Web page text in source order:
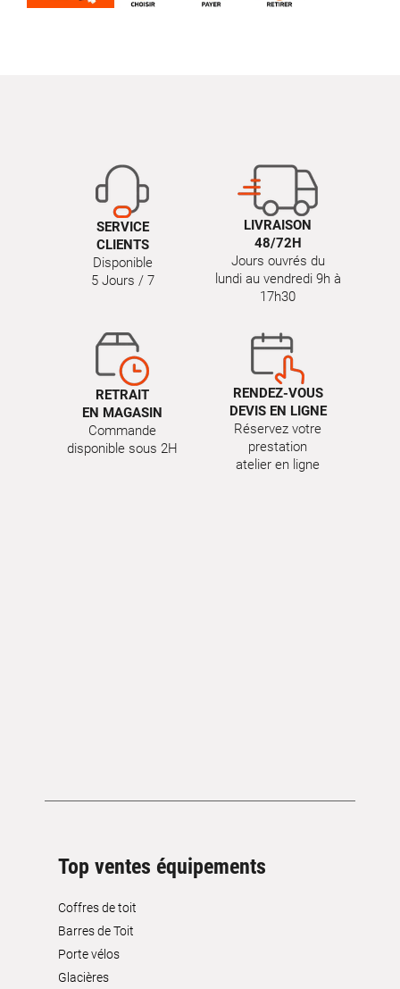
SERVICE
CLIENTS
Disponible
5 Jours / 7
LIVRAISON
48/72H
Jours ouvrés du
lundi au vendredi 9h à
17h30
RETRAIT
EN MAGASIN
Commande
disponible sous 2H
RENDEZ-VOUS
DEVIS EN LIGNE
Réservez votre
prestation
atelier en ligne
Top ventes équipements
Coffres de toit
Barres de Toit
Porte vélos
Glacières